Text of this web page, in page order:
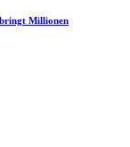
Millionen